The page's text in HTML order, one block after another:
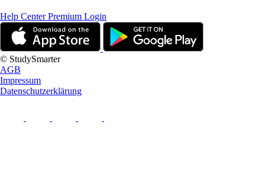
Help CenterPremium Login
© StudySmarter
AGB
Impressum
Datenschutzerklärung